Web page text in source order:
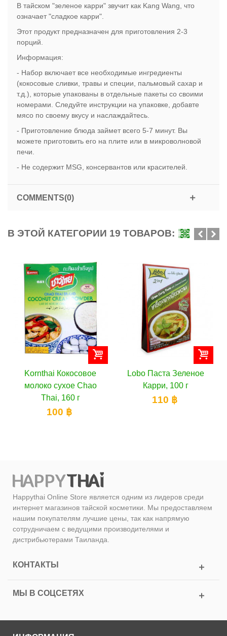
В тайском "зеленое карри" звучит как Kang Wang, что
означает "сладкое карри".
Этот продукт предназначен для приготовления 2-3
порций.
Информация:
- Набор включает все необходимые ингредиенты
(кокосовые сливки, травы и специи, пальмовый сахар и
т.д.), которые упакованы в отдельные пакеты со своими
номерами. Следуйте инструкции на упаковке, добавте
мясо по своему вкусу и наслаждайтесь.
- Приготовление блюда займет всего 5-7 минут. Вы
можете приготовить его на плите или в микроволновой
печи.
- Не содержит MSG, консервантов или красителей.
COMMENTS(0)
В ЭТОЙ КАТЕГОРИИ 19 ТОВАРОВ:
Kornthai Кокосовое
молоко сухое Chao
Thai, 160 г
100 ฿
Lobo Паста Зеленое
Карри, 100 г
110 ฿
Happythai Online Store является одним из лидеров среди
интернет магазинов тайской косметики. Мы предоставляем
нашим покупателям лучшие цены, так как напрямую
сотрудничаем с ведущими производителями и
дистрибьютерами Таиланда.
КОНТАКТЫ
МЫ В СОЦСЕТЯХ